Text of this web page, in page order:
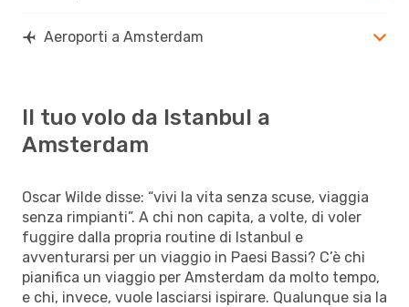
Aeroporti a Amsterdam
Il tuo volo da Istanbul a
Amsterdam
Oscar Wilde disse: “vivi la vita senza scuse, viaggia
senza rimpianti”. A chi non capita, a volte, di voler
fuggire dalla propria routine di Istanbul e
avventurarsi per un viaggio in Paesi Bassi? C’è chi
pianifica un viaggio per Amsterdam da molto tempo,
e chi, invece, vuole lasciarsi ispirare. Qualunque sia la